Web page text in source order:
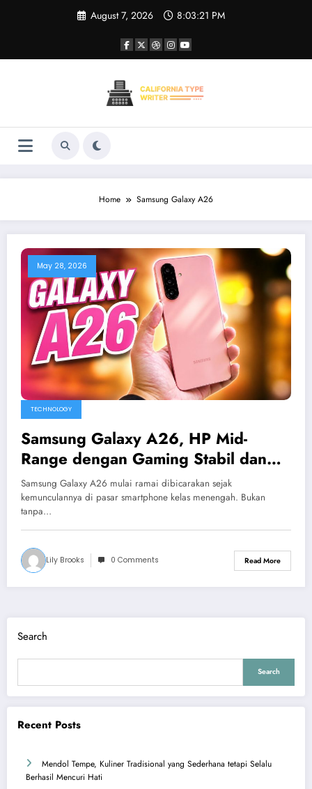
August 7, 2026 8:03:21 PM
Home Samsung Galaxy A26
May 28, 2026
TECHNOLOGY
Samsung Galaxy A26, HP Mid-
Range dengan Gaming Stabil dan
Kamera Canggih
Samsung Galaxy A26 mulai ramai dibicarakan sejak
kemunculannya di pasar smartphone kelas menengah. Bukan
tanpa…
Lily Brooks 0 Comments Read More
Search
Search
Recent Posts
Mendol Tempe, Kuliner Tradisional yang Sederhana tetapi Selalu
Berhasil Mencuri Hati